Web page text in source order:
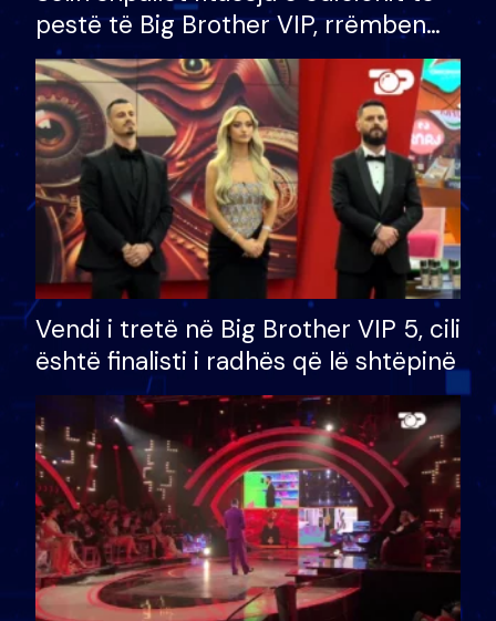
pestë të Big Brother VIP, rrëmben
çmimin e madh prej 100 mijë eurosh
Vendi i tretë në Big Brother VIP 5, cili
është finalisti i radhës që lë shtëpinë